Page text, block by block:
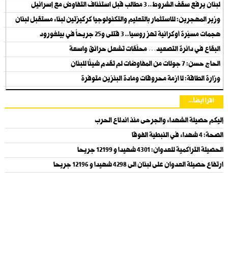
لبنان يرفع سقف الشروط.. 3 مطالب قبل استئناف التفاوض مع إسرائيل
وزير المهجرين: للاستثمار بالتعليم والتكنولوجيا كركيزتين لبناء مستقبل لبنان
هجمات مسيّرة أوكرانية تهز روسيا.. 3 قتلى و25 جريحاً في بيلغورود
البقاع في دائرة التصعيد… محلّقات تشعل حرائق واسعة
الحاج حسن: 7 جولات من المفاوضات لم تقدم شيئًا للبنان
وزارة الطاقة: لا ازمة محروقات ومادة البنزين متوفرة
اقرأ أيضاً...
إليكم حصيلة الشهداء والجرحى منذ اندلاع الحرب
الصحة: 4 شهداء في النبطية الفوقا
الحصيلة التراكمية للعدوان: 4301 شهيدا و 12199 جريحا
ارتفاع حصيلة العدوان على لبنان الى 4298 شهيدا و 12196 جريحا